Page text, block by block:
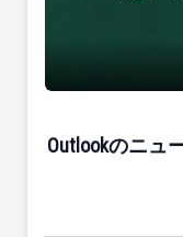
Outlookのニュ